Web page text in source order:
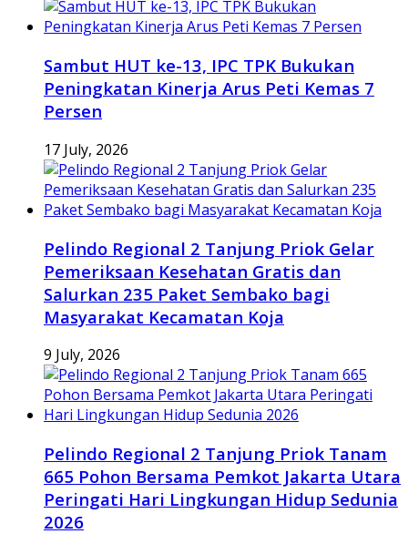
Sambut HUT ke-13, IPC TPK Bukukan
Peningkatan Kinerja Arus Peti Kemas 7
Persen
17 July, 2026
Pelindo Regional 2 Tanjung Priok Gelar
Pemeriksaan Kesehatan Gratis dan
Salurkan 235 Paket Sembako bagi
Masyarakat Kecamatan Koja
9 July, 2026
Pelindo Regional 2 Tanjung Priok Tanam
665 Pohon Bersama Pemkot Jakarta Utara
Peringati Hari Lingkungan Hidup Sedunia
2026